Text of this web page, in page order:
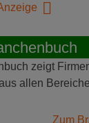
zeigt
allen
Zum